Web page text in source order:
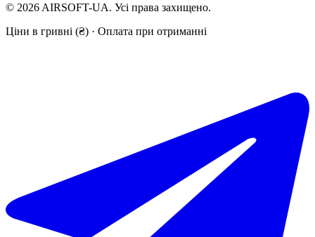
© 2026 AIRSOFT-UA. Усі права захищено.
Ціни в гривні (₴) · Оплата при отриманні